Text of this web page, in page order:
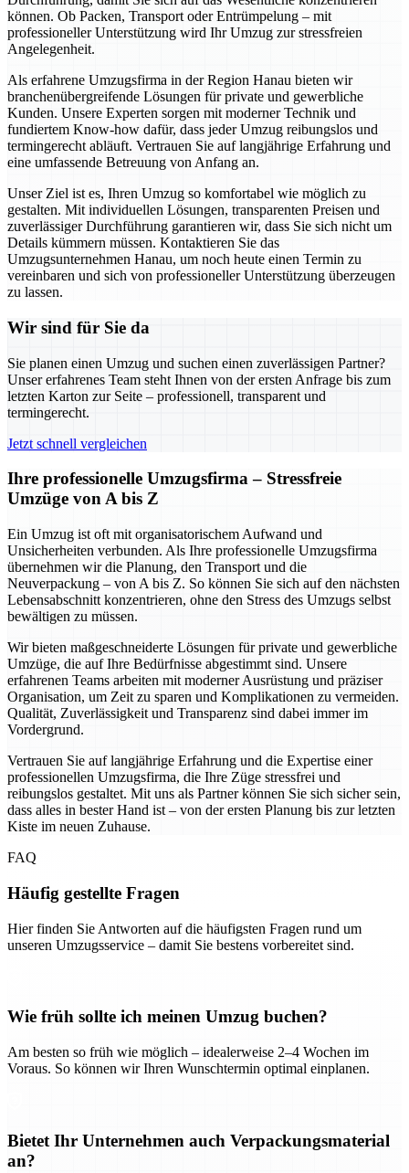
können. Ob Packen, Transport oder Entrümpelung – mit
professioneller Unterstützung wird Ihr Umzug zur stressfreien
Angelegenheit.
Als erfahrene Umzugsfirma in der Region Hanau bieten wir
branchenübergreifende Lösungen für private und gewerbliche
Kunden. Unsere Experten sorgen mit moderner Technik und
fundiertem Know-how dafür, dass jeder Umzug reibungslos und
termingerecht abläuft. Vertrauen Sie auf langjährige Erfahrung und
eine umfassende Betreuung von Anfang an.
Unser Ziel ist es, Ihren Umzug so komfortabel wie möglich zu
gestalten. Mit individuellen Lösungen, transparenten Preisen und
zuverlässiger Durchführung garantieren wir, dass Sie sich nicht um
Details kümmern müssen. Kontaktieren Sie das
Umzugsunternehmen Hanau, um noch heute einen Termin zu
vereinbaren und sich von professioneller Unterstützung überzeugen
zu lassen.
Wir sind für Sie da
Sie planen einen Umzug und suchen einen zuverlässigen Partner?
Unser erfahrenes Team steht Ihnen von der ersten Anfrage bis zum
letzten Karton zur Seite – professionell, transparent und
termingerecht.
Jetzt schnell vergleichen
Ihre professionelle Umzugsfirma – Stressfreie
Umzüge von A bis Z
Ein Umzug ist oft mit organisatorischem Aufwand und
Unsicherheiten verbunden. Als Ihre professionelle Umzugsfirma
übernehmen wir die Planung, den Transport und die
Neuverpackung – von A bis Z. So können Sie sich auf den nächsten
Lebensabschnitt konzentrieren, ohne den Stress des Umzugs selbst
bewältigen zu müssen.
Wir bieten maßgeschneiderte Lösungen für private und gewerbliche
Umzüge, die auf Ihre Bedürfnisse abgestimmt sind. Unsere
erfahrenen Teams arbeiten mit moderner Ausrüstung und präziser
Organisation, um Zeit zu sparen und Komplikationen zu vermeiden.
Qualität, Zuverlässigkeit und Transparenz sind dabei immer im
Vordergrund.
Vertrauen Sie auf langjährige Erfahrung und die Expertise einer
professionellen Umzugsfirma, die Ihre Züge stressfrei und
reibungslos gestaltet. Mit uns als Partner können Sie sich sicher sein,
dass alles in bester Hand ist – von der ersten Planung bis zur letzten
Kiste im neuen Zuhause.
FAQ
Häufig gestellte Fragen
Hier finden Sie Antworten auf die häufigsten Fragen rund um
unseren Umzugsservice – damit Sie bestens vorbereitet sind.
Wie früh sollte ich meinen Umzug buchen?
Am besten so früh wie möglich – idealerweise 2–4 Wochen im
Voraus. So können wir Ihren Wunschtermin optimal einplanen.
Bietet Ihr Unternehmen auch Verpackungsmaterial
an?